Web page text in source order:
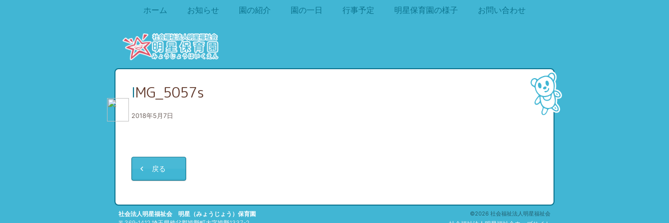
ホーム お知らせ 園の紹介 園の一日 行事予定 明星保育園の様子 お問い合わせ
IMG_5057s
2018年5月7日
戻る
社会法人明星福祉会 明星（みょうじょう）保育園
©2026 社会福祉法人明星福祉会